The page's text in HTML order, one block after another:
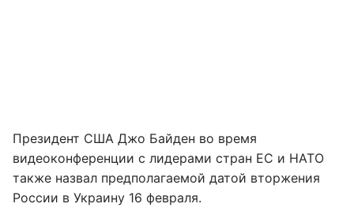
Президент США Джо Байден во время
видеоконференции с лидерами стран ЕС и НАТО
также назвал предполагаемой датой вторжения
России в Украину 16 февраля.